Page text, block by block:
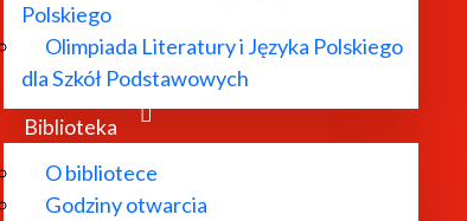
Polskiego
Olimpiada Literatury i Języka Polskiego
dla Szkół Podstawowych
Biblioteka
O bibliotece
Godziny otwarcia